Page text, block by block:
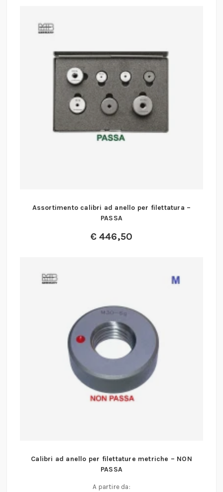
Assortimento calibri ad anello per filettatura –
PASSA
€446,50
Calibri ad anello per filettature metriche – NON
PASSA
A partire da: